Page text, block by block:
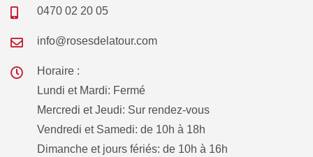
0470 02 20 05
info@rosesdelatour.com
Horaire :
Lundi et Mardi: Fermé
Mercredi et Jeudi: Sur rendez-vous
Vendredi et Samedi: de 10h à 18h
Dimanche et jours fériés: de 10h à 16h